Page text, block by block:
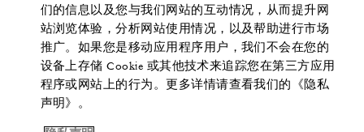
们的信息以及您与我们网站的互动情况，从而提升网
站浏览体验，分析网站使用情况，以及帮助进行市场
推广。如果您是移动应用程序用户，我们不会在您的
设备上存储 Cookie 或其他技术来追踪您在第三方应用
程序或网站上的行为。更多详情请查看我们的《隐私
声明》。